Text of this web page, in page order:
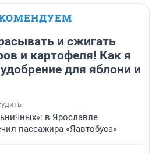
и сжигать
и картофеля! Как я
для яблони и
в Ярославле
пассажира «Яавтобуса»